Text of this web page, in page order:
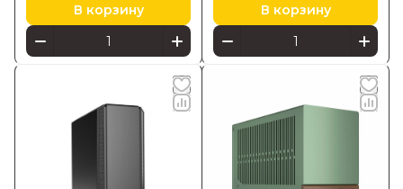
В корзину В корзину